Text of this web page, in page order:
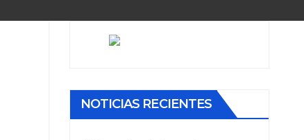
NOTICIAS RECIENTES